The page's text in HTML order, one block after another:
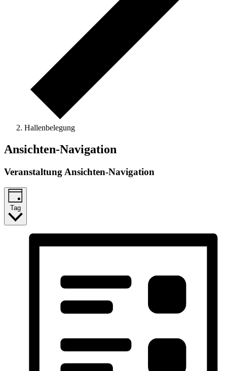
Hallenbelegung
Veranstaltungen
18.07.26
Ansichten-Navigation
Veranstaltung Ansichten-Navigation
Tag